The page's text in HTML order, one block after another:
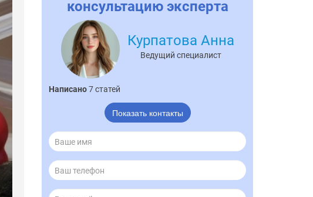
консультацию эксперта
Курпатова Анна
Ведущий специалист
Написано7 статей
Показать контакты